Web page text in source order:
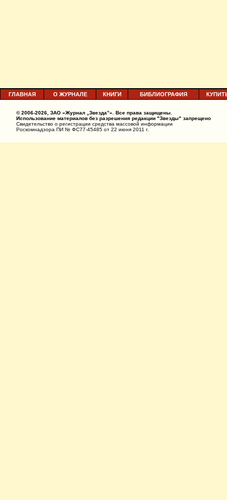
ГЛАВНАЯ О ЖУРНАЛЕ КНИГИ БИБЛИОГРАФИЯ
© 2006-2026, ЗАО «Журнал „Звезда”». Все права защищены.
Использование материалов без разрешения редакции "Звезды" запрещено
Свидетельство о регистрации средства массовой информации
Роскомнадзора ПИ № ФС77-45485 от 22 июня 2011 г.